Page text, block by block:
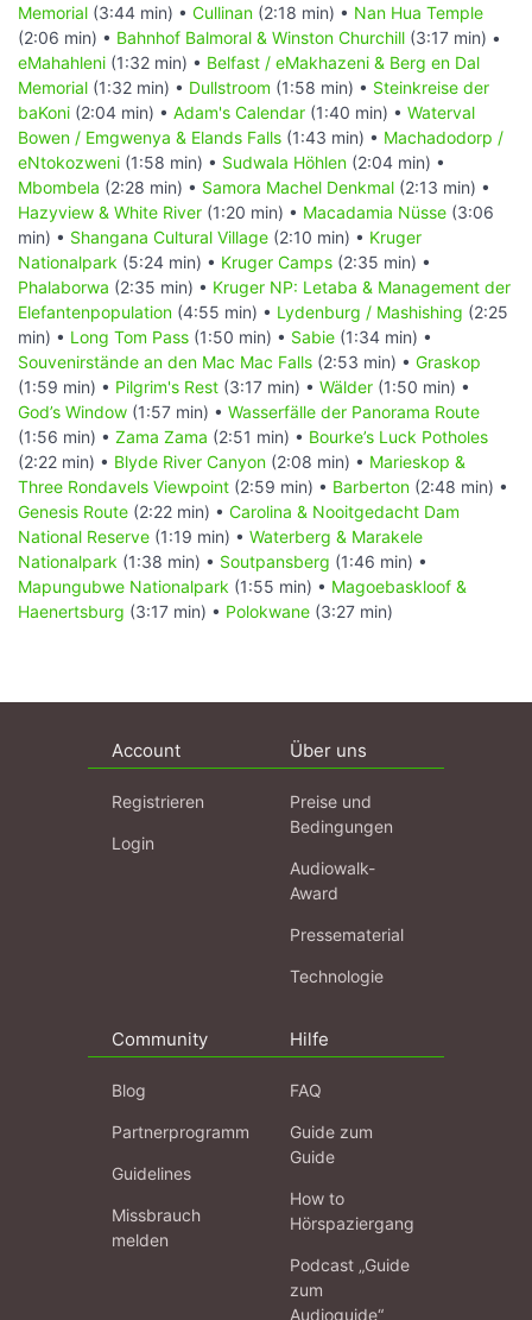
Memorial (3:44 min) • Cullinan (2:18 min) • Nan Hua Temple
(2:06 min) • Bahnhof Balmoral & Winston Churchill (3:17 min) •
eMahahleni (1:32 min) • Belfast / eMakhazeni & Berg en Dal
Memorial (1:32 min) • Dullstroom (1:58 min) • Steinkreise der
baKoni (2:04 min) • Adam's Calendar (1:40 min) • Waterval
Bowen / Emgwenya & Elands Falls (1:43 min) • Machadodorp /
eNtokozweni (1:58 min) • Sudwala Höhlen (2:04 min) •
Mbombela (2:28 min) • Samora Machel Denkmal (2:13 min) •
Hazyview & White River (1:20 min) • Macadamia Nüsse (3:06
min) • Shangana Cultural Village (2:10 min) • Kruger
Nationalpark (5:24 min) • Kruger Camps (2:35 min) •
Phalaborwa (2:35 min) • Kruger NP: Letaba & Management der
Elefantenpopulation (4:55 min) • Lydenburg / Mashishing (2:25
min) • Long Tom Pass (1:50 min) • Sabie (1:34 min) •
Souvenirstände an den Mac Mac Falls (2:53 min) • Graskop
(1:59 min) • Pilgrim's Rest (3:17 min) • Wälder (1:50 min) •
God’s Window (1:57 min) • Wasserfälle der Panorama Route
(1:56 min) • Zama Zama (2:51 min) • Bourke’s Luck Potholes
(2:22 min) • Blyde River Canyon (2:08 min) • Marieskop &
Three Rondavels Viewpoint (2:59 min) • Barberton (2:48 min) •
Genesis Route (2:22 min) • Carolina & Nooitgedacht Dam
National Reserve (1:19 min) • Waterberg & Marakele
Nationalpark (1:38 min) • Soutpansberg (1:46 min) •
Mapungubwe Nationalpark (1:55 min) • Magoebaskloof &
Haenertsburg (3:17 min) • Polokwane (3:27 min)
Account
Registrieren
Login
Über uns
Preise und
Bedingungen
Audiowalk-
Award
Pressematerial
Technologie
Community
Blog
Partnerprogramm
Guidelines
Missbrauch
melden
Hilfe
FAQ
Guide zum
Guide
How to
Hörspaziergang
Podcast „Guide
zum
Audioguide“